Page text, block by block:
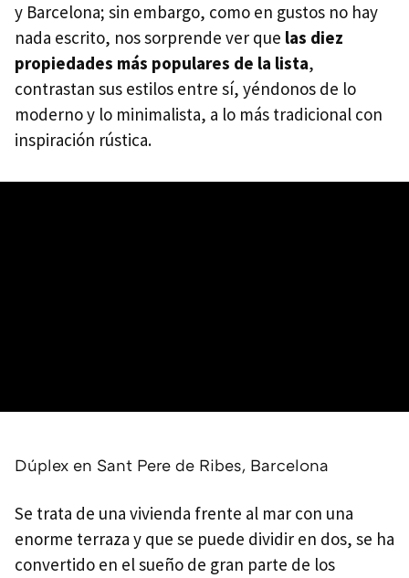
y Barcelona; sin embargo, como en gustos no hay
nada escrito, nos sorprende ver que las diez
propiedades más populares de la lista,
contrastan sus estilos entre sí, yéndonos de lo
moderno y lo minimalista, a lo más tradicional con
inspiración rústica.
Dúplex en Sant Pere de Ribes, Barcelona
Se trata de una vivienda frente al mar con una
enorme terraza y que se puede dividir en dos, se ha
convertido en el sueño de gran parte de los